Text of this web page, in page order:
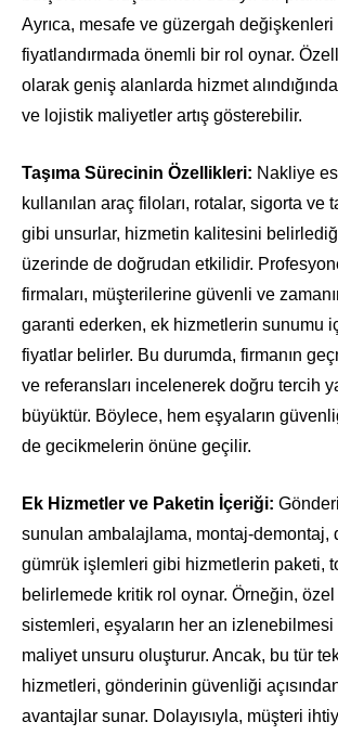
Ayrıca, mesafe ve güzergah değişkenleri
fiyatlandırmada önemli bir rol oynar.
olarak geniş alanlarda hizmet
ve lojistik maliyetler artış gösterebilir.
Taşıma Sürecinin Özellikleri: Nakliye
kullanılan araç filoları, rotalar, sigorta ve
gibi unsurlar, hizmetin kalitesini
üzerinde de doğrudan etkilidir.
firmaları, müşterilerine güvenli ve
garanti ederken, ek hizmetlerin sunumu
fiyatlar belirler. Bu durumda, firmanın
ve referansları incelenerek doğru tercih
büyüktür. Böylece, hem eşyaların
de gecikmelerin önüne geçilir.
Ek Hizmetler ve Paketin İçeriği:
sunulan ambalajlama, montaj-demontaj,
gümrük işlemleri gibi hizmetlerin paketi,
belirlemede kritik rol oynar. Örneğin,
sistemleri, eşyaların her an
maliyet unsuru oluşturur. Ancak, bu tür
hizmetleri, gönderinin güvenliği
avantajlar sunar. Dolayısıyla, müşteri